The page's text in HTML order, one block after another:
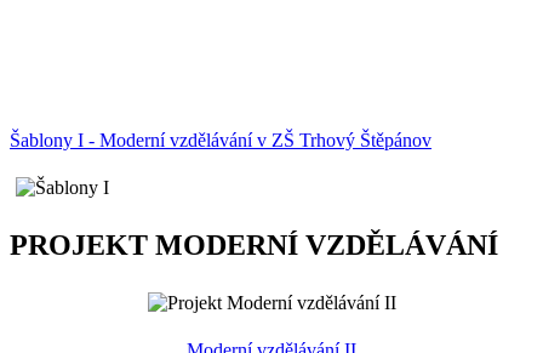
Šablony I - Moderní vzdělávání v ZŠ Trhový Štěpánov
PROJEKT MODERNÍ VZDĚLÁVÁNÍ